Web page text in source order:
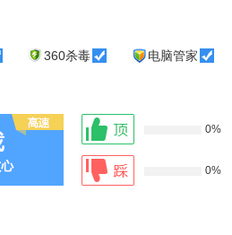
360杀毒 电脑管家
0%
0%